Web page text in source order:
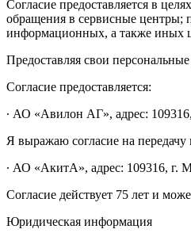
Согласие предоставляется в
обращения в сервисные центры;
информационных, а также иных
Предоставляя свои
Согласие предоставляется:
∙ АО «Авилон АГ», адрес:
Я выражаю согласие на
∙ АО «АкитА», адрес: 109316, г.
Согласие действует 75 лет и
Юридическая информация